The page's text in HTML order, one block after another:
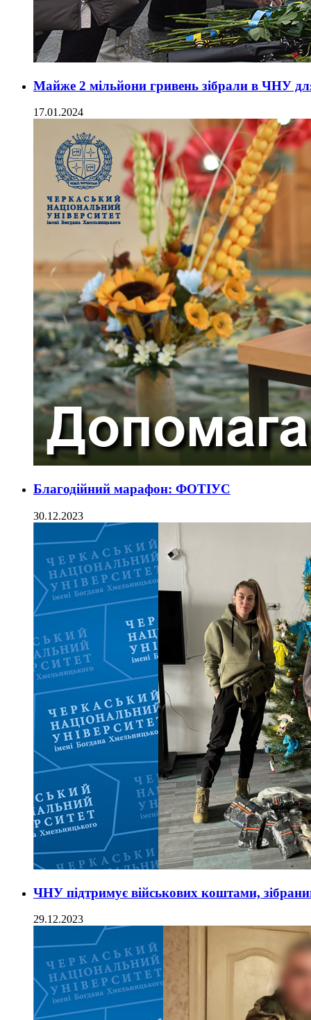
Майже 2 мільйони гривень зібрали в ЧНУ
17.01.2024
Благодійний марафон: ФОТІУС
30.12.2023
ЧНУ підтримує військових коштами,
29.12.2023